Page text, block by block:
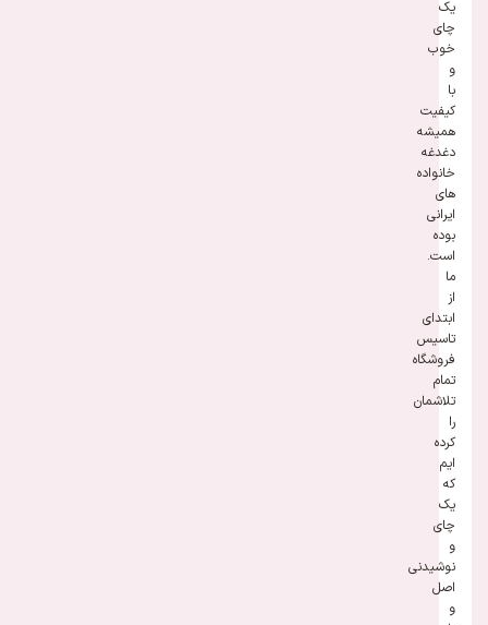
یک
چای
خوب
و
با
کیفیت
همیشه
دغدغه
خانواده
های
ایرانی
بوده
است.
ما
از
ابتدای
تاسیس
فروشگاه
تمام
تلاشمان
را
کرده
ایم
که
یک
چای
و
نوشیدنی
اصل
و